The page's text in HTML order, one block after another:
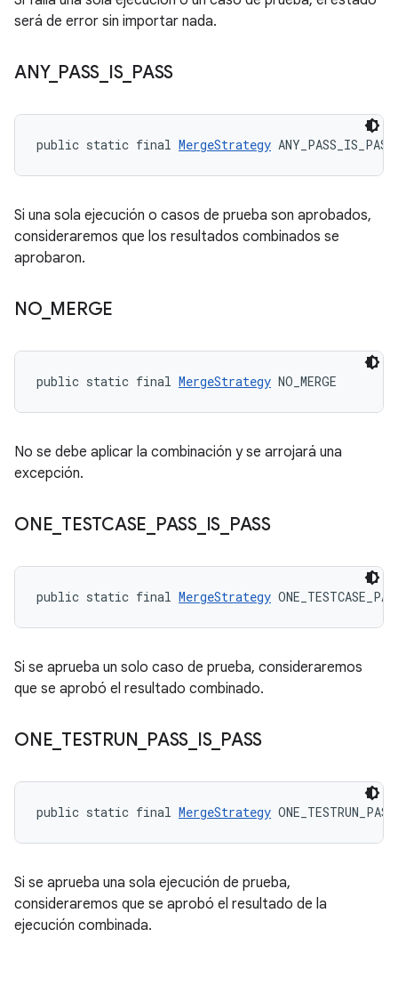
será de error sin importar nada.
ANY_ PASS IS_ PASS
public static final MergeStrategy ANY_PASS_IS_PASS
Si una sola ejecución o casos de prueba son aprobados,
consideraremos que los resultados combinados se
aprobaron.
NO_ MERGE
public static final MergeStrategy NO_MERGE
No se debe aplicar la combinación y se arrojará una
excepción.
ONE TESTCASE PASS_ IS PASS
public static final MergeStrategy
Si se aprueba un solo caso de prueba, consideraremos
que se aprobó el resultado combinado.
ONE TESTRUN PASS IS_ PASS
public static final MergeStrategy
Si se aprueba una sola ejecución de prueba,
consideraremos que se aprobó el resultado de la
ejecución combinada.